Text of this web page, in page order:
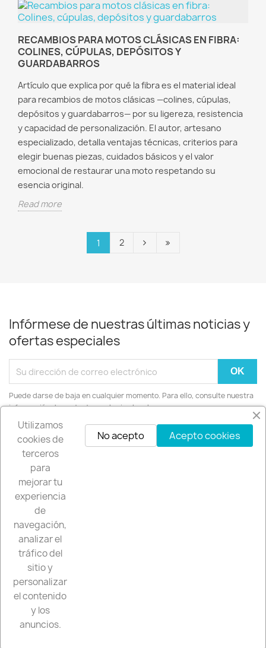
RECAMBIOS PARA MOTOS CLÁSICAS EN FIBRA:
COLINES, CÚPULAS, DEPÓSITOS Y
GUARDABARROS
Artículo que explica por qué la fibra es el material ideal
para recambios de motos clásicas —colines, cúpulas,
depósitos y guardabarros— por su ligereza, resistencia
y capacidad de personalización. El autor, artesano
especializado, detalla ventajas técnicas, criterios para
elegir buenas piezas, cuidados básicos y el valor
emocional de restaurar una moto respetando su
esencia original.
Read more
1 2
Infórmese de nuestras últimas noticias y
ofertas especiales
Puede darse de baja en cualquier momento. Para ello, consulte nuestra
información de contacto en el aviso legal.
Instagram
PRODUCTS
OUR COMPANY
SU CUENTA
INFORMACIÓN DE LA TIENDA
© 2026 - Software Ecommerce desarrollado por
Utilizamos
cookies de
terceros
para
mejorar tu
experiencia
de
navegación,
analizar el
tráfico del
sitio y
personalizar
el contenido
y los
anuncios.
Acepto cookies
No acepto